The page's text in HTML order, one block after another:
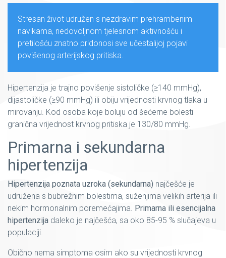
Stresan život udružen s nezdravim prehrambenim
navikama, nedovoljnom tjelesnom aktivnošću i
pretilošću znatno pridonosi sve učestalijoj pojavi
povišenog arterijskog pritiska.
Hipertenzija je trajno povišenje sistoličke (≥140 mmHg),
dijastoličke (≥90 mmHg) ili obiju vrijednosti krvnog tlaka u
mirovanju. Kod osoba koje boluju od šećerne bolesti
granična vrijednost krvnog pritiska je 130/80 mmHg.
Primarna i sekundarna
hipertenzija
Hipertenzija poznata uzroka (sekundarna) najčešće je
udružena s bubrežnim bolestima, suženjima velikih arterija ili
nekim hormonalnim poremećajima. Primarna ili esencijalna
hipertenzija daleko je najčešća, sa oko 85-95 % slučajeva u
populaciji.
Obično nema simptoma osim ako su vrijednosti krvnog